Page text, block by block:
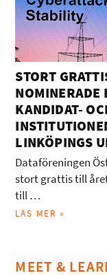
STORT
NOMINERADE
KANDIDAT-
LINKÖPINGS
Dataföreningen
stort grattis till
till …
LÄS MER »
MEET &